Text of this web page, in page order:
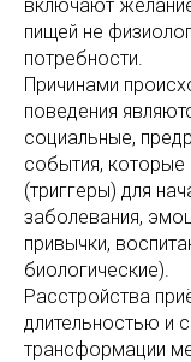
включают
пищей не
потребности.
Причинами
поведения
социальные,
события,
(триггеры) для
заболевания,
привычки,
биологические).
Расстройства
длительностью и
трансформации